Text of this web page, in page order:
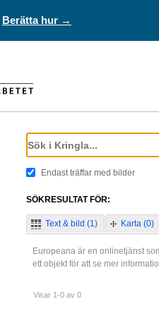
Berätta hur →
Endast träffar med bilder
SÖKRESULTAT FÖR:
Text & bild (1) Karta (0)
Europeana är en onlinetjänst
ett objekt för att se mer
Visar 1-0 av 0